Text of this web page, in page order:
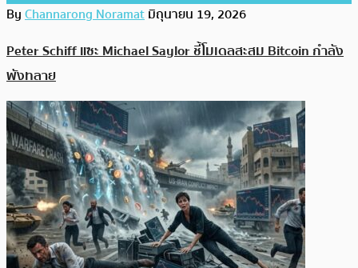
ByChannarong Noramatมิถุนายน 19, 2026
Peter Schiff แซะ Michael Saylor ชี้โมเดลสะสม Bitcoin กำลัง
พังทลาย